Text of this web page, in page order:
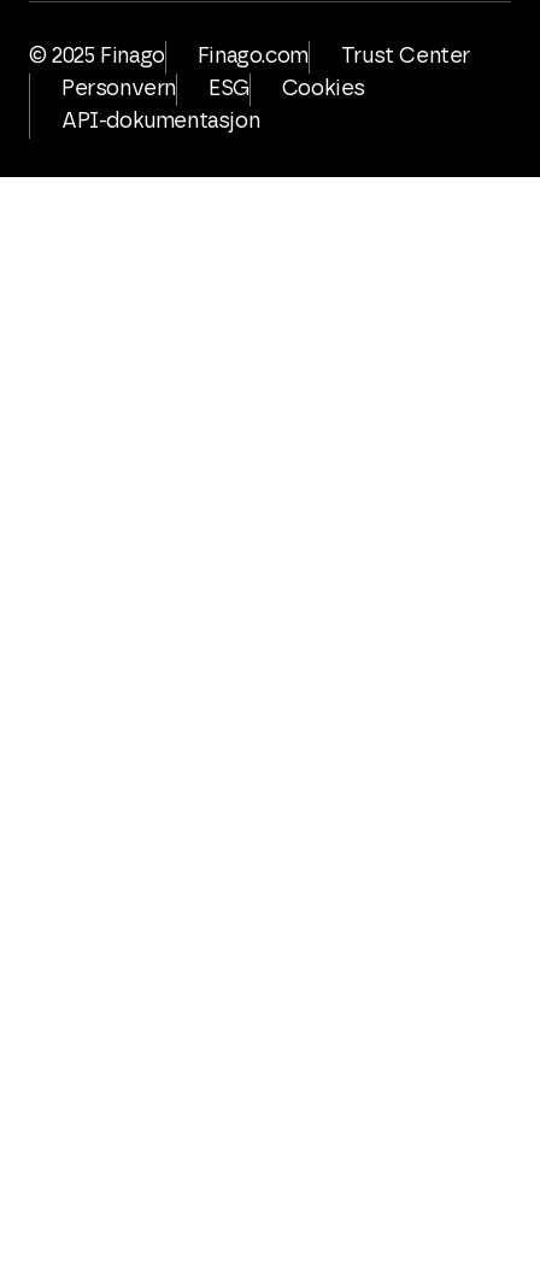
© 2025 Finago Finago.com
Trust Center
Personvern
ESG
Cookies
API-dokumentasjon